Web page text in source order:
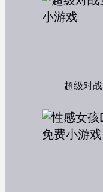
超级对战